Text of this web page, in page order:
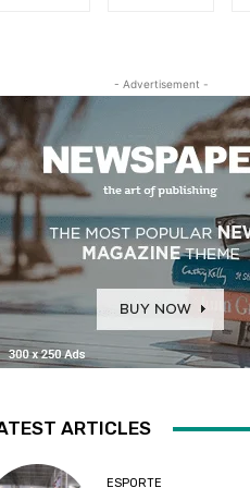
- Advertisement -
ARTICLES
ESPORTE